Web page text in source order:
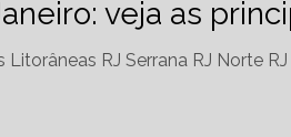
veja as
Litorâneas RJ Serrana RJ Norte RJ